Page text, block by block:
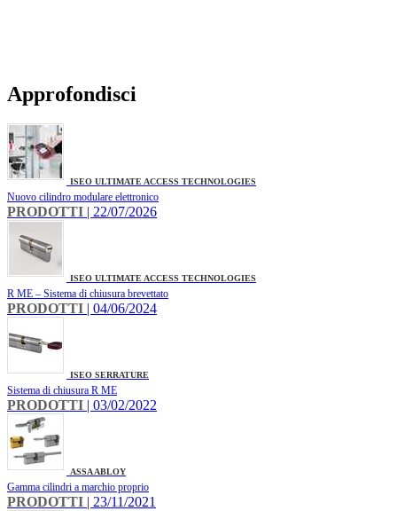
Approfondisci
ISEO ULTIMATE ACCESS TECHNOLOGIES
Nuovo cilindro modulare elettronico
PRODOTTI | 22/07/2026
ISEO ULTIMATE ACCESS TECHNOLOGIES
R ME – Sistema di chiusura brevettato
PRODOTTI | 04/06/2024
ISEO SERRATURE
Sistema di chiusura R ME
PRODOTTI | 03/02/2022
ASSA ABLOY
Gamma cilindri a marchio proprio
PRODOTTI | 23/11/2021